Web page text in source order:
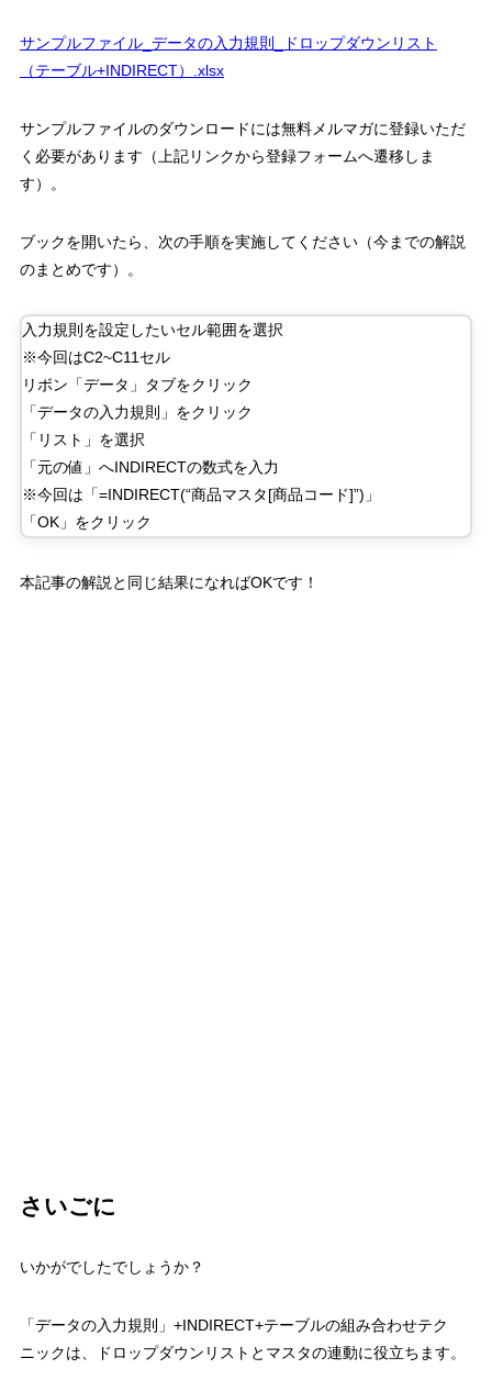
サンプルファイル_ データの入力規則
ドロップダウンリスト
（テーブル+INDIRECT） .xlsx
サンプルファイルのダウンロードには無料メルマガに登録いただ
く必要があります（上記リンクから登録フォームへ遷移しま
す）。
ブックを開いたら、次の手順を実施してください（今までの解説
のまとめです）。
入力規則を設定したいセル範囲を選択
※今回はC2~C11 セル
リボン「データ」タブをクリック
「データの入力規則」をクリック
「リスト」を選択
「元の値」へINDIRECTの数式を入力
※今回は「=INDIRECT(“商品マスタ[商品コード]”) 」
「OK」をクリック
本記事の解説と同じ結果になればOKです！
さいごに
いかがでしたでしょうか？
「データの入力規則」 +INDIRECT+テーブルの組み合わせテク
ニックは、ドロップダウンリストとマスタの連動に役立ちます。